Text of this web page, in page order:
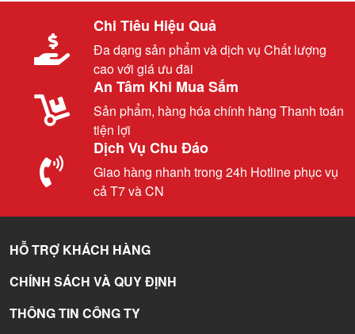
Chi Tiêu Hiệu Quả
Đa dạng sản phẩm và dịch vụ Chất lượng
cao với giá ưu đãi
An Tâm Khi Mua Sắm
Sản phẩm, hàng hóa chính hãng Thanh toán
tiện lợi
Dịch Vụ Chu Đáo
Giao hàng nhanh trong 24h Hotline phục vụ
cả T7 và CN
HỖ TRỢ KHÁCH HÀNG
CHÍNH SÁCH VÀ QUY ĐỊNH
THÔNG TIN CÔNG TY